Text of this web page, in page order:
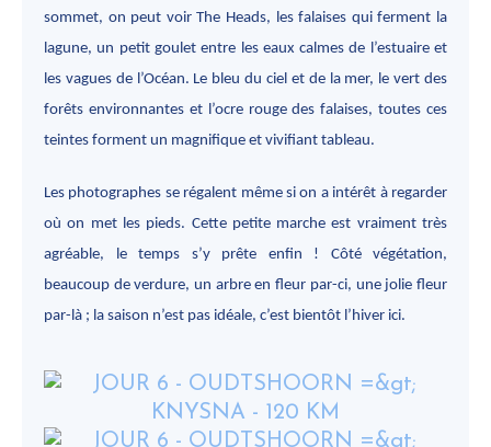
sommet, on peut voir The Heads, les falaises qui ferment la
lagune, un petit goulet entre les eaux calmes de l’estuaire et
les vagues de l’Océan. Le bleu du ciel et de la mer, le vert des
forêts environnantes et l’ocre rouge des falaises, toutes ces
teintes forment un magnifique et vivifiant tableau.
Les photographes se régalent même si on a intérêt à regarder
où on met les pieds. Cette petite marche est vraiment très
agréable, le temps s’y prête enfin ! Côté végétation,
beaucoup de verdure, un arbre en fleur par-ci, une jolie fleur
par-là ; la saison n’est pas idéale, c’est bientôt l’hiver ici.